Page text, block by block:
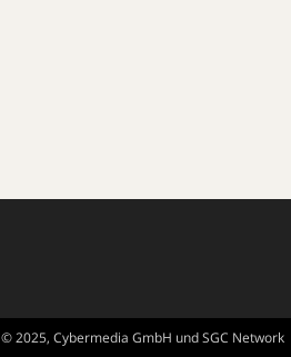
© 2025, Cybermedia GmbH und SGC Network